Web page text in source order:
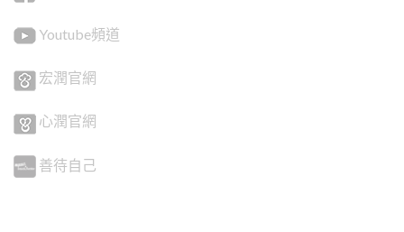
Youtube頻道
宏潤官網
心潤官網
善待自己